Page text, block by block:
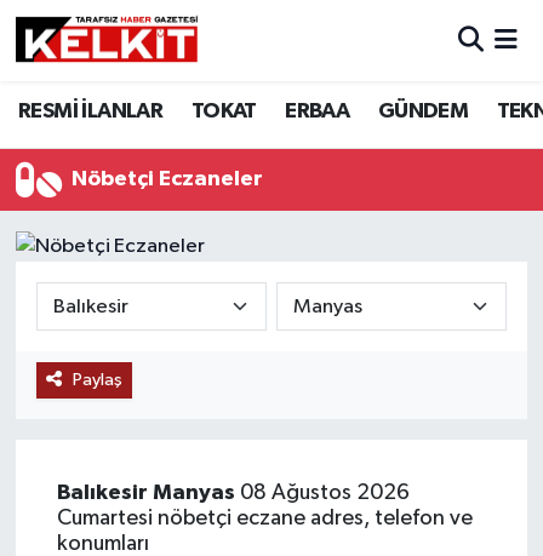
RESMİ İLANLAR TOKAT ERBAA GÜNDEM
Nöbetçi Eczaneler
Paylaş
Balıkesir Manyas 08 Ağustos 2026
Cumartesi nöbetçi eczane adres, telefon ve
konumları